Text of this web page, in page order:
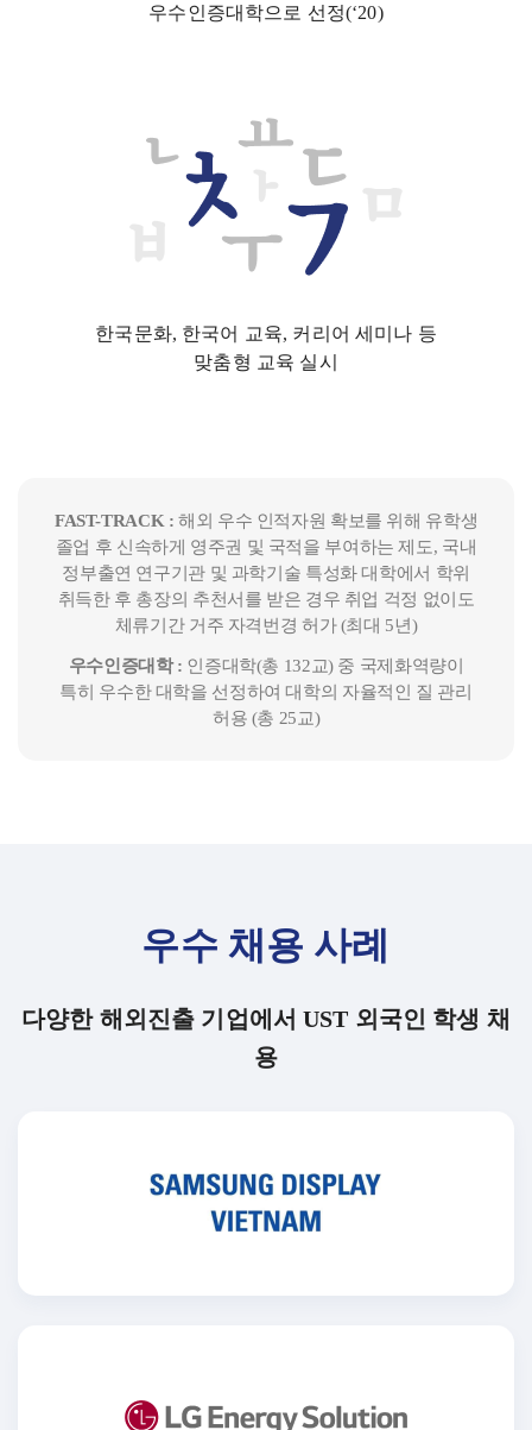
우수인증대학으로 선정(‘20)
한국문화, 한국어 교육, 커리어 세미나 등
맞춤형 교육 실시
FAST-TRACK : 해외 우수 인적자원 확보를 위해 유학생
졸업 후 신속하게 영주권 및 국적을 부여하는 제도, 국내
정부출연 연구기관 및 과학기술 특성화 대학에서 학위
취득한 후 총장의 추천서를 받은 경우 취업 걱정 없이도
체류기간 거주 자격번경 허가 (최대 5년)
우수인증대학 : 인증대학(총 132교) 중 국제화역량이
특히 우수한 대학을 선정하여 대학의 자율적인 질 관리
허용 (총 25교)
우수 채용 사례
다양한 해외진출 기업에서 UST 외국인 학생 채
용